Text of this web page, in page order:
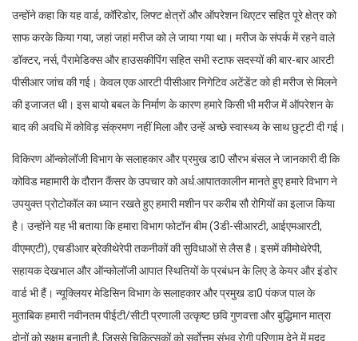
उन्होंने कहा कि यह वार्ड, कॉरिडोर, लिफ्ट क्षेत्रों और ऑपरेशन थिएटर सहित पूरे क्षेत्र को
साफ करके किया गया, जहां जहां मरीज को ले जाया गया था। मरीज के संपर्क में रहने वाले
डॉक्टर, नर्स, पैरामेडिक्स और हाउसकीपिंग सहित सभी स्टाफ सदस्यों की बार-बार आरटी
पीसीआर जांच की गई। केवल एक आरटी पीसीआर निगेटिव अटेंडेंट को ही मरीज से मिलने
की इजाजत थी। इस बायो बबल के निर्माण के कारण हमारे किसी भी मरीज में ऑपरेशन के
बाद की अवधि में कोविड़ संक्रमण नहीं मिला और उन्हें अच्छे स्वास्थ्य के साथ छुट्टी दी गई।
विकिरण ऑन्कोलॉजी विभाग के सलाहकार और प्रमुख डा0 सौरभ बंसल ने जानकारी दी कि
कोविड महामारी के दौरान कैंसर के उपचार को अर्ध.आपातकालीन मानते हुए हमारे विभाग ने
उपयुक्त प्रोटोकॉल का ध्यान रखते हुए हमारी मशीन पर करीब सौ रोगियों का इलाज किया
है। उन्होंने यह भी बताया कि हमारा विभाग फोटॉन बीम (3डी-सीआरटी, आईएमआरटी,
वीएमएटी), एचडीआर ब्रेकीथेरेपी तकनीकों की सुविधाओं से लैस है। इसमें कीमोथेरेपी,
सहायक देखभाल और ऑन्कोलॉजी आपात स्थितियों के प्रबंधन के लिए डे केयर और इंडोर
वार्ड भी हैं। न्यूक्लियर मेडिसिन विभाग के सलाहकार और प्रमुख डा0 पंकज पाल के
मुताबिक हमारी नवीनतम पीईटी/सीटी प्रणाली उत्कृष्ट छवि गुणवत्ता और बुद्धिमान मात्रा
दोनों को सक्षम बनाती है, जिससे चिकित्सकों को सर्वाेत्तम संभव रोगी परिणाम देने में मदद